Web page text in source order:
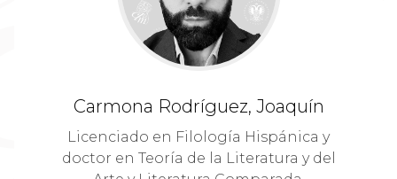
Carmona Rodríguez, Joaquín
Licenciado en Filología Hispánica y
doctor en Teoría de la Literatura y del